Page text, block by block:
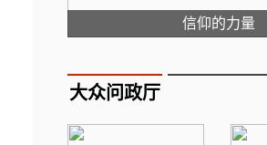
信仰的力量
大众问政厅